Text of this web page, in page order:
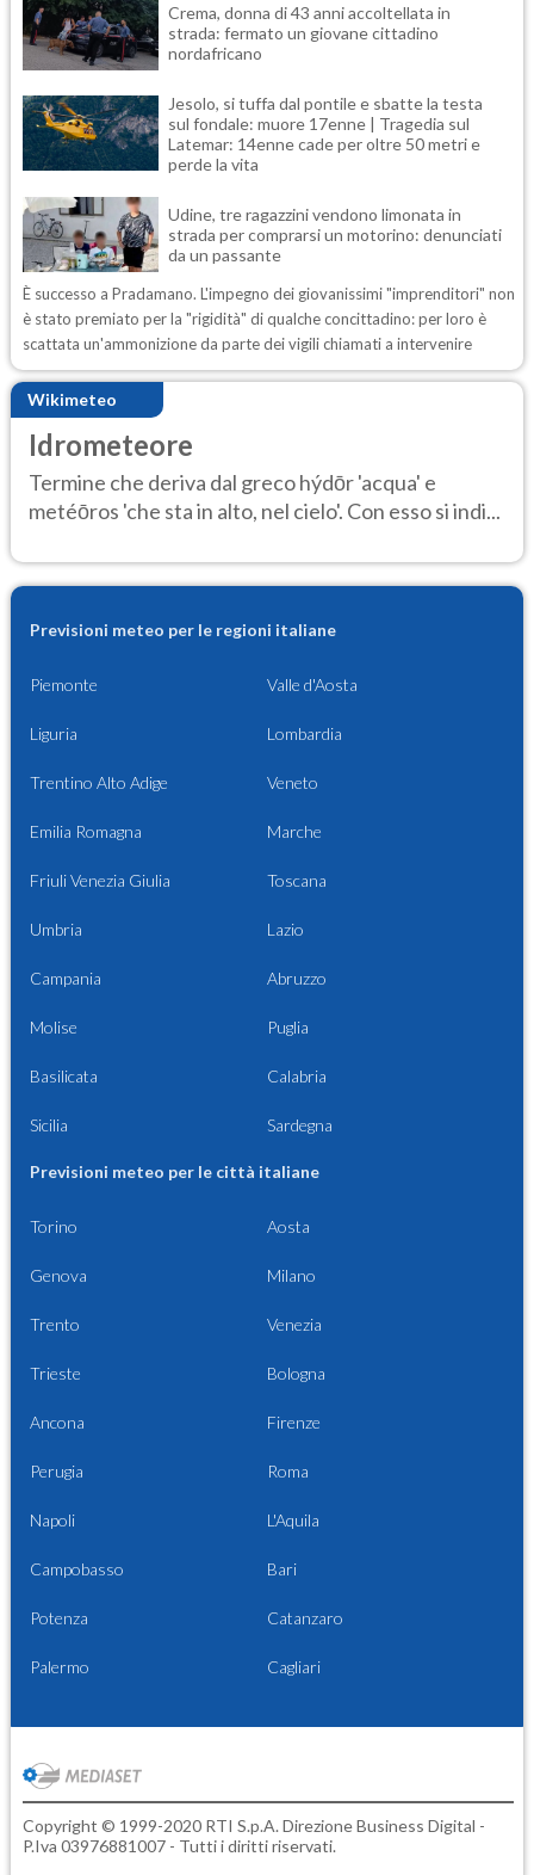
Crema, donna di 43 anni accoltellata in
strada: fermato un giovane cittadino
nordafricano
Jesolo, si tuffa dal pontile e sbatte la testa
sul fondale: muore 17enne | Tragedia sul
Latemar: 14enne cade per oltre 50 metri e
perde la vita
Udine, tre ragazzini vendono limonata in
strada per comprarsi un motorino: denunciati
da un passante
È successo a Pradamano. L'impegno dei giovanissimi "imprenditori" non
è stato premiato per la "rigidità" di qualche concittadino: per loro è
scattata un'ammonizione da parte dei vigili chiamati a intervenire
Wikimeteo
Idrometeore
Termine che deriva dal greco hýdōr 'acqua' e
metéōros 'che sta in alto, nel cielo'. Con esso si indi...
Previsioni meteo per le regioni italiane
Piemonte Valle d'Aosta
Liguria Lombardia
Trentino Alto Adige Veneto
Emilia Romagna Marche
Friuli Venezia Giulia Toscana
Umbria Lazio
Campania Abruzzo
Molise Puglia
Basilicata Calabria
Sicilia Sardegna
Previsioni meteo per le città italiane
Torino Aosta
Genova Milano
Trento Venezia
Trieste Bologna
Ancona Firenze
Perugia Roma
Napoli L'Aquila
Campobasso Bari
Potenza Catanzaro
Palermo Cagliari
Copyright © 1999-2020 RTI S.p.A. Direzione Business Digital -
P.Iva 03976881007 - Tutti i diritti riservati.